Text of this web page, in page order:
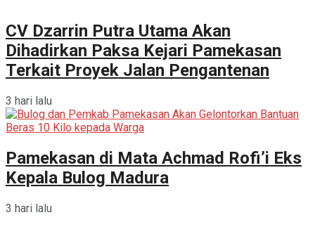
CV Dzarrin Putra Utama Akan
Dihadirkan Paksa Kejari Pamekasan
Terkait Proyek Jalan Pengantenan
3 hari lalu
Pamekasan di Mata Achmad Rofi’i Eks
Kepala Bulog Madura
3 hari lalu